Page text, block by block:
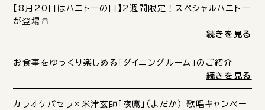
【8月20日はハニトーの日】2週間限定！スペシャルハニトー
が登場🍞
続きを見る
お食事をゆっくり楽しめる「ダイニングルーム」のご紹介
続きを見る
カラオケパセラ×米津玄師「夜鷹」（よだか） 歌唱キャンペー